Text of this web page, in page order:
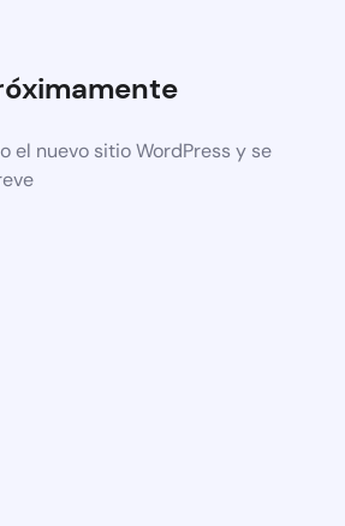
el nuevo sitio WordPress y se